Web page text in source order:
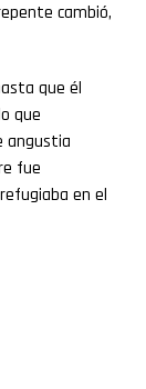
cambió,
que él
que
angustia
fue
en el